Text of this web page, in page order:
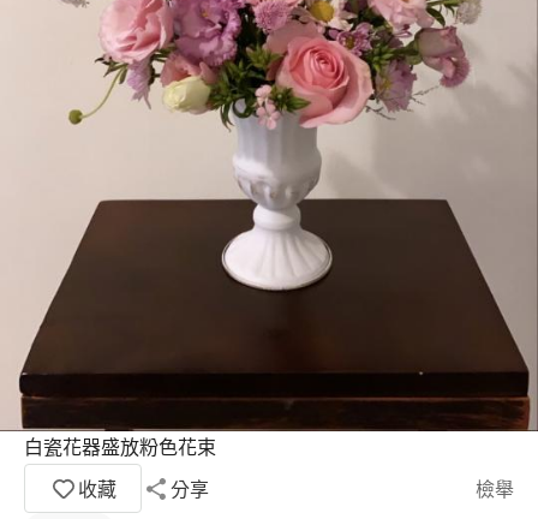
白瓷花器盛放粉色花束
收藏
分享 檢舉